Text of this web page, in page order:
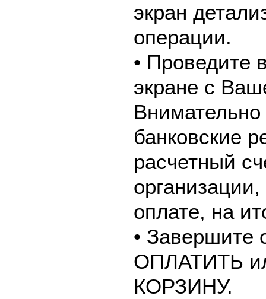
экран
операции.
• Проведите
экране с
банковские
расчетный
оплате, на
• Завершите
ОПЛАТИТЬ
КОРЗИНУ.